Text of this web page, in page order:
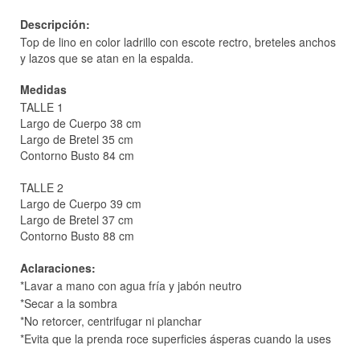
Descripción:
Top de lino en color ladrillo con escote rectro, breteles anchos
y lazos que se atan en la espalda.
Medidas
TALLE 1
Largo de Cuerpo 38 cm
Largo de Bretel 35 cm
Contorno Busto 84 cm
TALLE 2
Largo de Cuerpo 39 cm
Largo de Bretel 37 cm
Contorno Busto 88 cm
Aclaraciones:
*Lavar a mano con agua fría y jabón neutro
*Secar a la sombra
*No retorcer, centrifugar ni planchar
*Evita que la prenda roce superficies ásperas cuando la uses